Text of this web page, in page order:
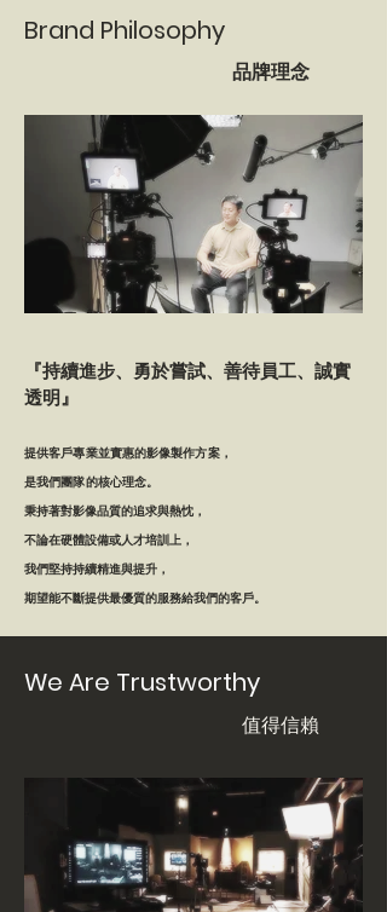
Brand Philosophy
​品牌理念
『持續進步、勇於嘗試、善待員工、誠實
透明』
提供客戶專業並實惠的影像製作方案，
是我們團隊的核心理念。
秉持著對影像品質的追求與熱忱，
不論在硬體設備或人才培訓上，
我們堅持持續精進與提升，
期望能不斷提供最優質的服務給我們的客戶。
We Are Trustworthy
​值得信賴